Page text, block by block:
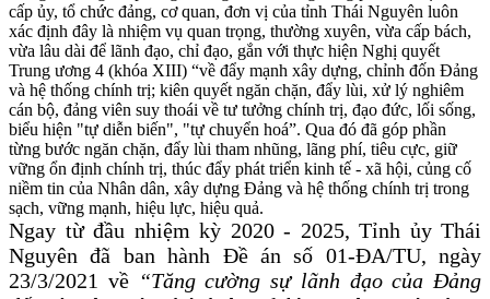
cấp ủy, tổ chức đảng, cơ quan, đơn vị của tỉnh Thái Nguyên luôn
xác định đây là nhiệm vụ quan trọng, thường xuyên, vừa cấp bách,
vừa lâu dài để lãnh đạo, chỉ đạo, gắn với thực hiện Nghị quyết
Trung ương 4 (khóa XIII) “về đẩy mạnh xây dựng, chỉnh đốn Đảng
và hệ thống chính trị; kiên quyết ngăn chặn, đẩy lùi, xử lý nghiêm
cán bộ, đảng viên suy thoái về tư tưởng chính trị, đạo đức, lối sống,
biểu hiện "tự diễn biến", "tự chuyển hoá”. Qua đó đã góp phần
từng bước ngăn chặn, đẩy lùi tham nhũng, lãng phí, tiêu cực, giữ
vững ổn định chính trị, thúc đẩy phát triển kinh tế - xã hội, củng cố
niềm tin của Nhân dân, xây dựng Đảng và hệ thống chính trị trong
sạch, vững mạnh, hiệu lực, hiệu quả.
Ngay từ đầu nhiệm kỳ 2020 - 2025, Tỉnh ủyThái
Nguyên đã ban hành Đề án số 01-ĐA/TU, ngày
23/3/2021 về “Tăng cường sự lãnh đạo của Đảng